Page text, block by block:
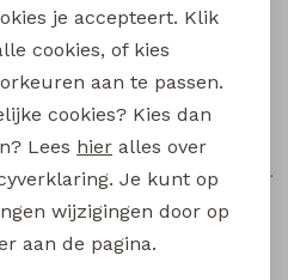
22,99
3310800 W20053 meisjes rok kort Marine
Persival
3310800 W20053 meisjes rok kort Bordeaux
19,99
je accepteert. Klik
cookies, of kies
aan te passen.
cookies? Kies dan
Lees hier alles over
Je kunt op
wijzigingen door op
aan de pagina.